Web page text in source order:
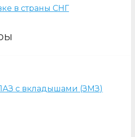
в страны СНГ
с вкладышами (ЗМЗ)